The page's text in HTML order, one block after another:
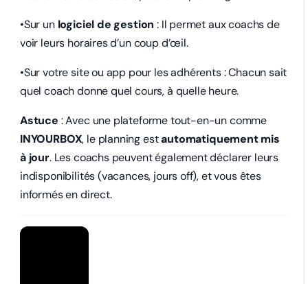
•Sur un logiciel de gestion : Il permet aux coachs de
voir leurs horaires d’un coup d’œil.
•Sur votre site ou app pour les adhérents : Chacun sait
quel coach donne quel cours, à quelle heure.
Astuce : Avec une plateforme tout-en-un comme
INYOURBOX, le planning estautomatiquement mis
à jour. Les coachs peuvent également déclarer leurs
indisponibilités (vacances, jours off), et vous êtes
informés en direct.